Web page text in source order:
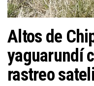
Altos de
yaguarundí
rastreo